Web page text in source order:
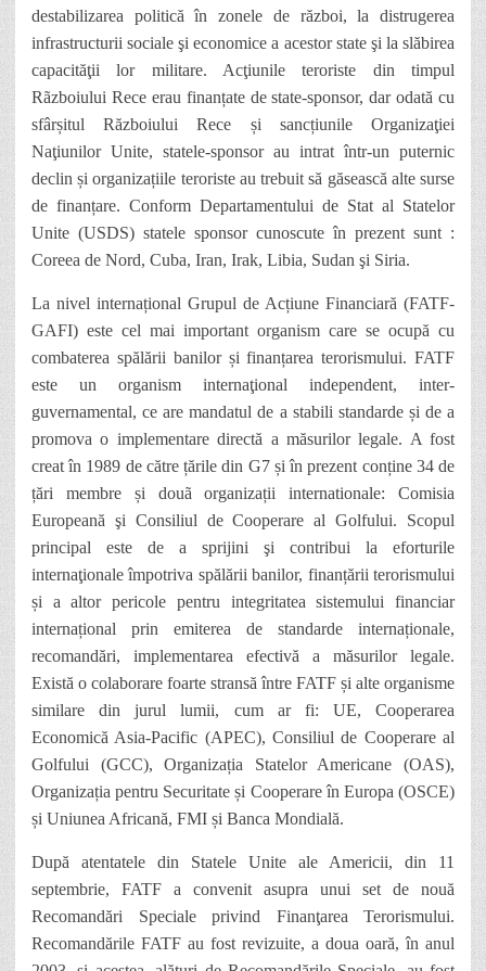
destabilizarea politică în zonele de război, ladistrugerea
infrastructurii sociale şi economice a acestor state şi la slăbirea
capacităţii lor militare. Acţiunile teroriste din timpul
Rãzboiului Rece erau finanțate de state-sponsor, dar odată cu
sfârșitul Războiului Rece și sancțiunile Organizaţiei
Naţiunilor Unite, statele-sponsor au intrat într-un puternic
declin și organizațiile teroriste au trebuit să găsească alte surse
de finanțare. Conform Departamentului de Stat al Statelor
Unite (USDS) statele sponsor cunoscute în prezent sunt :
Coreea de Nord, Cuba, Iran, Irak, Libia, Sudan şi Siria.
La nivel internațional Grupul de Acțiune Financiară (FATF-
GAFI) este cel mai important organism care se ocupă cu
combaterea spălării banilor și finanțarea terorismului. FATF
este un organism internaţional independent, inter-
guvernamental, ce are mandatul de a stabili standarde și de a
promova o implementare directă a măsurilor legale. A fost
creat în 1989 de către țările din G7 și în prezent conține 34 de
țări membre și douã organizații internationale: Comisia
Europeană şi Consiliul de Cooperare al Golfului. Scopul
principal este de a sprijini şi contribui la eforturile
internaţionale împotriva spălării banilor, finanțării terorismului
și a altor pericole pentru integritatea sistemului financiar
internațional prin emiterea de standarde internaționale,
recomandări, implementarea efectivă a măsurilor legale.
Există o colaborare foarte stransă între FATF și alte organisme
similare din jurul lumii, cum ar fi: UE, Cooperarea
Economică Asia-Pacific (APEC), Consiliul de Cooperare al
Golfului (GCC), Organizația Statelor Americane (OAS),
Organizația pentru Securitate și Cooperare în Europa (OSCE)
și Uniunea Africană, FMI și Banca Mondială.
După atentatele din Statele Unite ale Americii, din 11
septembrie, FATF a convenit asupra unui set de nouă
Recomandări Speciale privind Finanţarea Terorismului.
Recomandările FATF au fost revizuite, a doua oară, în anul